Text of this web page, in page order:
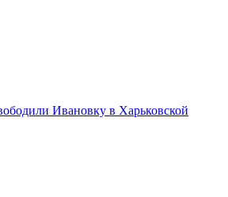
Ивановку в Харьковской